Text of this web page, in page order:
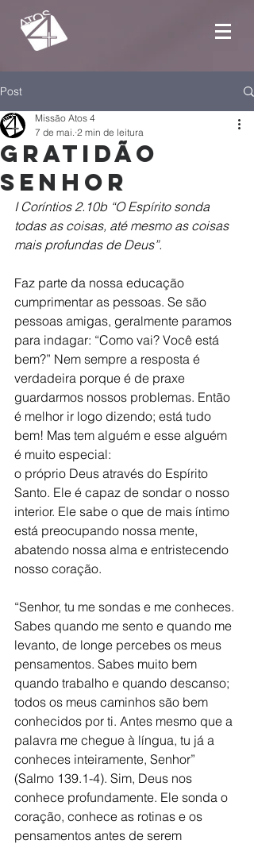
Post
Gratidão
Senhor
Missão Atos 4
7 de mai. 2 min de leitura
I Coríntios 2.10b “O Espírito sonda
todas as coisas, até mesmo as coisas
mais profundas de Deus”.
Faz parte da nossa educação
cumprimentar as pessoas. Se são
pessoas amigas, geralmente paramos
para indagar: “Como vai? Você está
bem?” Nem sempre a resposta é
verdadeira porque é de praxe
guardarmos nossos problemas. Então
é melhor ir logo dizendo; está tudo
bem! Mas tem alguém e esse alguém
é muito especial:
o próprio Deus através do Espírito
Santo. Ele é capaz de sondar o nosso
interior. Ele sabe o que de mais íntimo
está preocupando nossa mente,
abatendo nossa alma e entristecendo
nosso coração.
“Senhor, tu me sondas e me conheces.
Sabes quando me sento e quando me
levanto, de longe percebes os meus
pensamentos. Sabes muito bem
quando trabalho e quando descanso;
todos os meus caminhos são bem
conhecidos por ti. Antes mesmo que a
palavra me chegue à língua, tu já a
conheces inteiramente, Senhor”
(Salmo 139.1-4). Sim, Deus nos
conhece profundamente. Ele sonda o
coração, conhece as rotinas e os
pensamentos antes de serem